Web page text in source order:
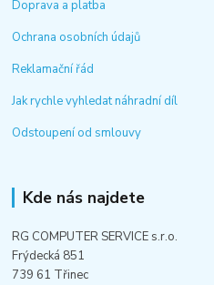
Doprava a platba
Ochrana osobních údajů
Reklamační řád
Jak rychle vyhledat náhradní díl
Odstoupení od smlouvy
Kde nás najdete
RG COMPUTER SERVICE s.r.o.
Frýdecká 851
739 61 Třinec